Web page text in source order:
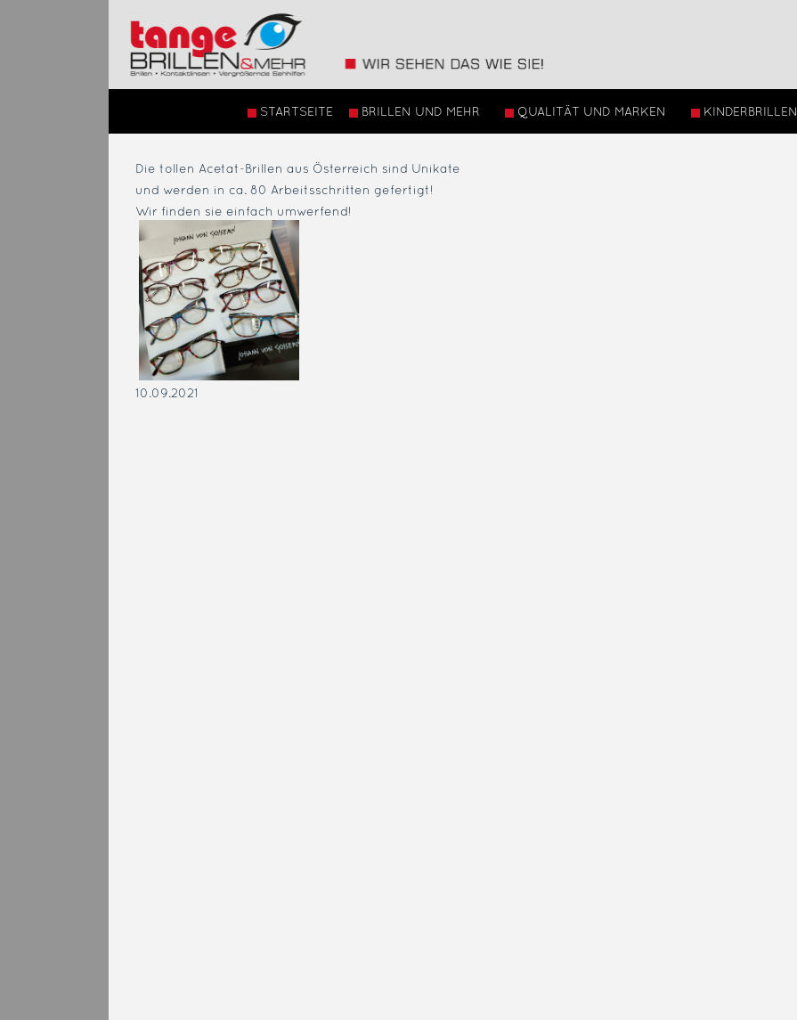
STARTSEITE BRILLEN UND MEHR QUALITÄT UND MARKEN KINDERBRILLEN
Die tollen Acetat-Brillen aus Österreich sind Unikate
und werden in ca. 80 Arbeitsschritten gefertigt!
Wir finden sie einfach umwerfend!
10.09.2021